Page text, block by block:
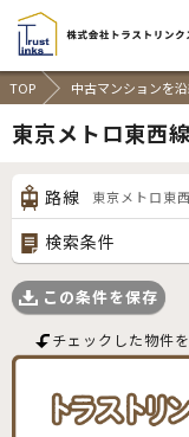
TOP 中古マンションを
東京メトロ東西
路線 東京メトロ東
検索条件
この条件を保存
チェックした物件